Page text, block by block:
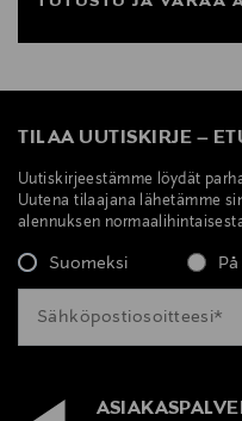
TILAA UUTISKIRJE –
Uutiskirjeestämme löydät
Uutena tilaajana lähetämme
alennuksen
Suomeksi